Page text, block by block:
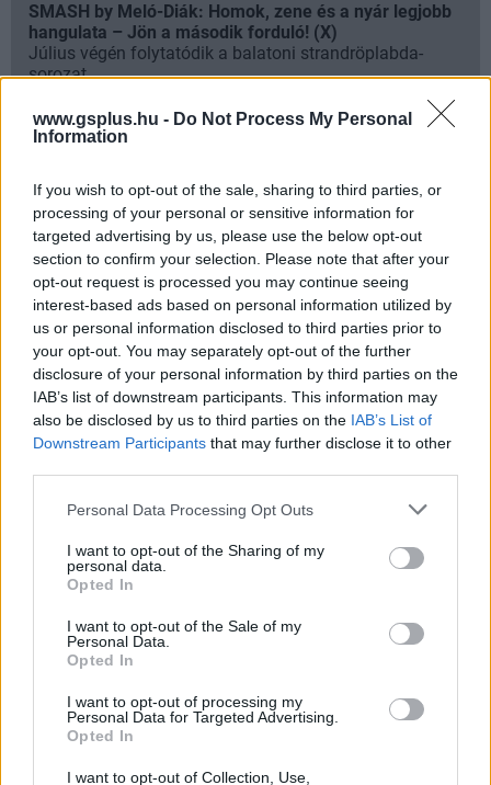
www.gsplus.hu - Do Not Process My Personal
Information
If you wish to opt-out of the sale, sharing to third parties, or
processing of your personal or sensitive information for
targeted advertising by us, please use the below opt-out
section to confirm your selection. Please note that after your
opt-out request is processed you may continue seeing
interest-based ads based on personal information utilized by
us or personal information disclosed to third parties prior to
your opt-out. You may separately opt-out of the further
disclosure of your personal information by third parties on the
IAB’s list of downstream participants. This information may
also be disclosed by us to third parties on the IAB’s List of
Downstream Participants that may further disclose it to other
Please note that this website/app uses one or more Google
not limited to your visit or usage behaviour. You may click to
grant or deny consent to Google and its third-party tags to
use your data for below specified purposes in below Google
consent section.
Personal Data Processing Opt Outs
I want to opt-out of the Sharing of my
personal data.
Opted In
I want to opt-out of the Sale of my
Personal Data.
Opted In
I want to opt-out of processing my
Personal Data for Targeted Advertising.
Opted In
I want to opt-out of Collection, Use,
SMASH by Meló-Diák: Homok, zene és a nyár legjobb
hangulata – Jön a második forduló! (X)
Július végén folytatódik a balatoni strandröplabda-
sorozat.
Címkék: #alien #sigourney weaver #ellen ripley
Hozzászólások
Chris Prattnek 90 perce van
elkerülni a kivégzést - itt a
Mercy előzetese
|